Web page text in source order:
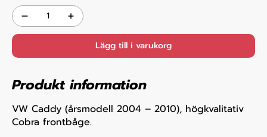
Lägg till i varukorg
Produkt information
VW Caddy (årsmodell 2004 – 2010), högkvalitativ
Cobra frontbåge.